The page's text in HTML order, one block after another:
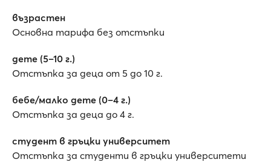
възрастен
Основна тарифа без отстъпки
дете (5–10 г.)
Отстъпка за деца от 5 до 10 г.
бебе/малко дете (0–4 г.)
Отстъпка за деца до 4 г.
студент в гръцки университет
Отстъпка за студенти в гръцки университети